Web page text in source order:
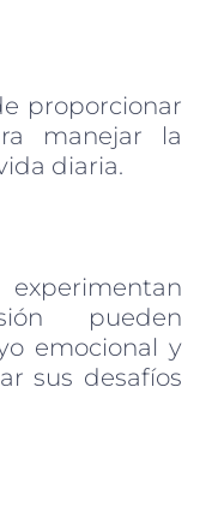
proporcionar
manejar la
diaria.
pueden
emocional y
sus desafíos